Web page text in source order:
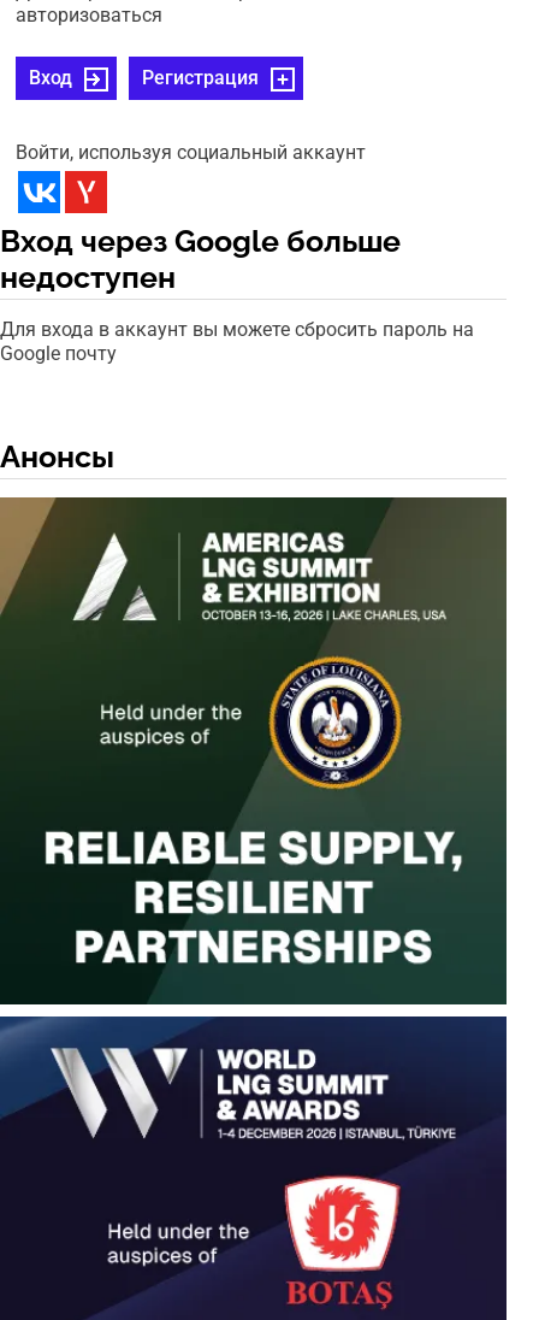
авторизоваться
Вход Регистрация
Войти, используя социальный аккаунт
Вход через Google больше
недоступен
Для входа в аккаунт вы можете сбросить пароль на
Google почту
Анонсы